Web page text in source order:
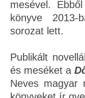
mesével.
könyve 2013-
sorozat lett.
Publikált
és meséket a
Neves magyar